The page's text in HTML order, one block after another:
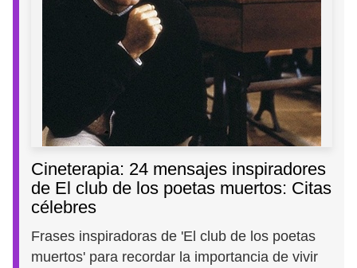
Cineterapia: 24 mensajes inspiradores
de El club de los poetas muertos: Citas
célebres
Frases inspiradoras de 'El club de los poetas
muertos' para recordar la importancia de vivir